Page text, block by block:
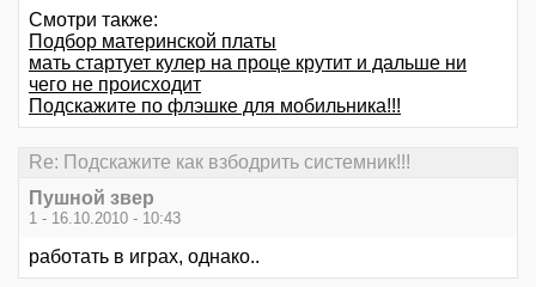
Смотри также:
Подбор материнской платы
мать стартует кулер на проце крутит и дальше ни
чего не происходит
Подскажите по флэшке для мобильника!!!
Re: Подскажите как взбодрить системник!!!
Пушной звер
1 - 16.10.2010 - 10:43
работать в играх, однако..